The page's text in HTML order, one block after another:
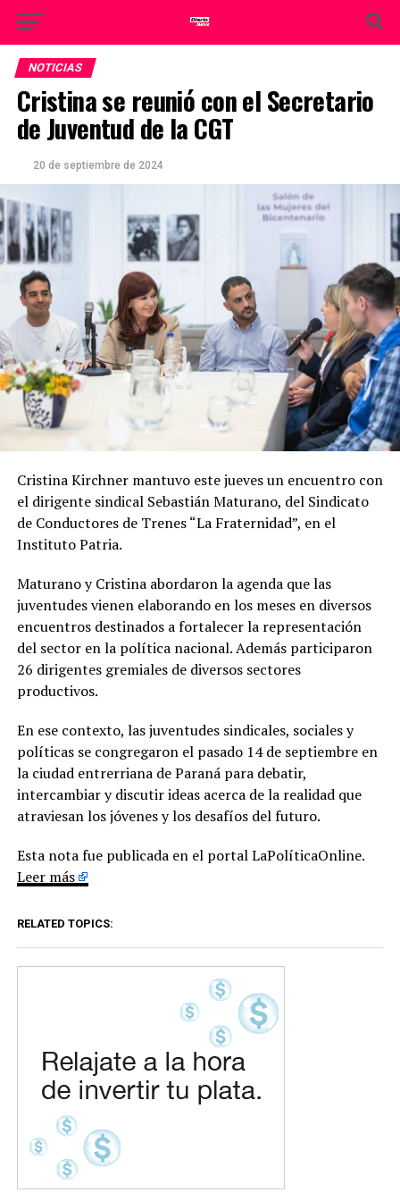
NOTICIAS
Cristina se reunió con el Secretario
de Juventud de la CGT
20 de septiembre de 2024
Cristina Kirchner mantuvo este jueves un encuentro con
el dirigente sindical Sebastián Maturano, del Sindicato
de Conductores de Trenes “La Fraternidad”, en el
Instituto Patria.
Maturano y Cristina abordaron la agenda que las
juventudes vienen elaborando en los meses en diversos
encuentros destinados a fortalecer la representación
del sector en la política nacional. Además participaron
26 dirigentes gremiales de diversos sectores
productivos.
En ese contexto, las juventudes sindicales, sociales y
políticas se congregaron el pasado 14 de septiembre en
la ciudad entrerriana de Paraná para debatir,
intercambiar y discutir ideas acerca de la realidad que
atraviesan los jóvenes y los desafíos del futuro.
Esta nota fue publicada en el portal LaPolíticaOnline.
Leer más
RELATED TOPICS: